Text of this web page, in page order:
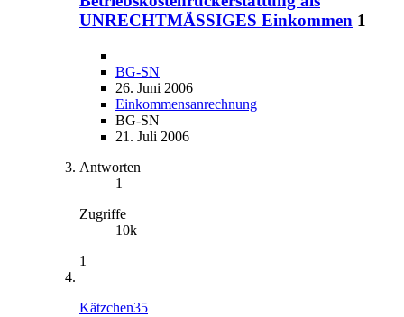
UNRECHTMÄSSIGES Einkommen 1
BG-SN
26. Juni 2006
Einkommensanrechnung
BG-SN
21. Juli 2006
Antworten
1
Zugriffe
10k
1
Kätzchen35